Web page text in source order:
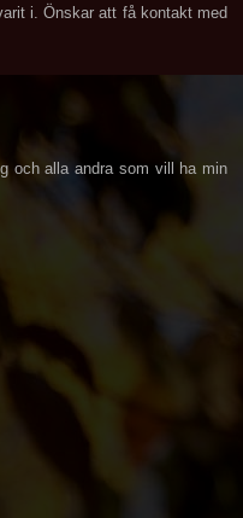
i. Önskar att få kontakt med
och alla andra som vill ha min